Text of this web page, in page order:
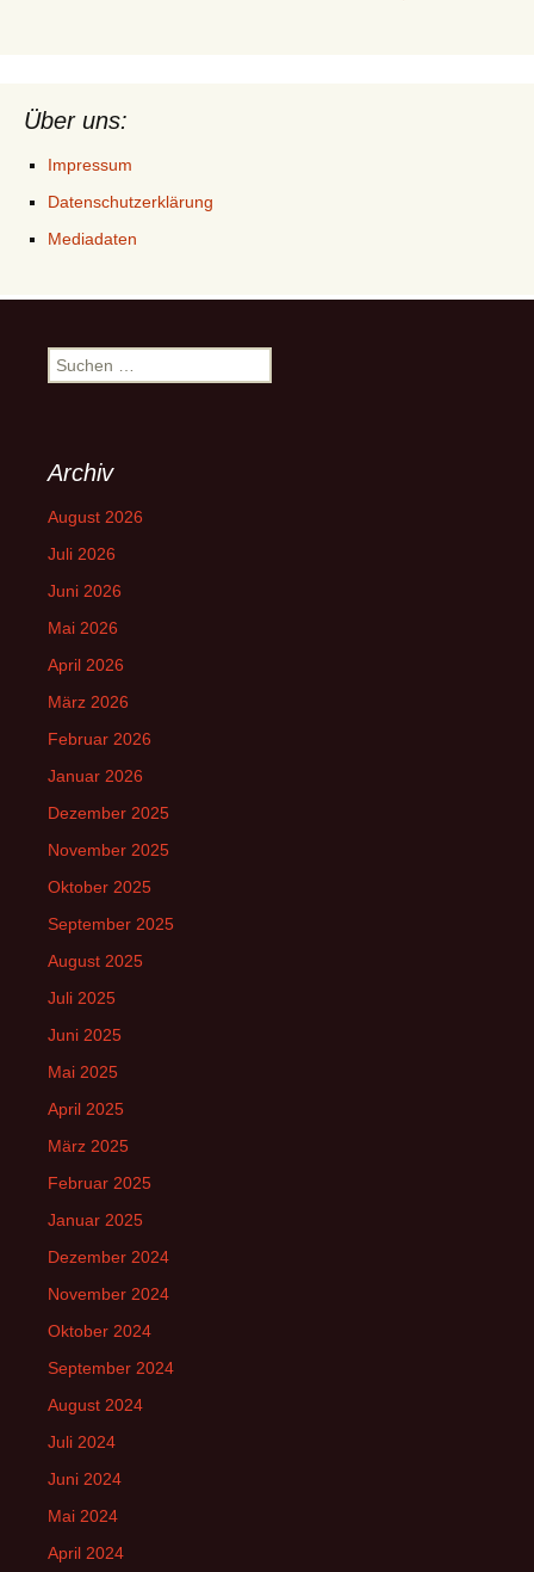
Über uns:
Impressum
Datenschutzerklärung
Mediadaten
Suchen
nach:
Archiv
August 2026
Juli 2026
Juni 2026
Mai 2026
April 2026
März 2026
Februar 2026
Januar 2026
Dezember 2025
November 2025
Oktober 2025
September 2025
August 2025
Juli 2025
Juni 2025
Mai 2025
April 2025
März 2025
Februar 2025
Januar 2025
Dezember 2024
November 2024
Oktober 2024
September 2024
August 2024
Juli 2024
Juni 2024
Mai 2024
April 2024